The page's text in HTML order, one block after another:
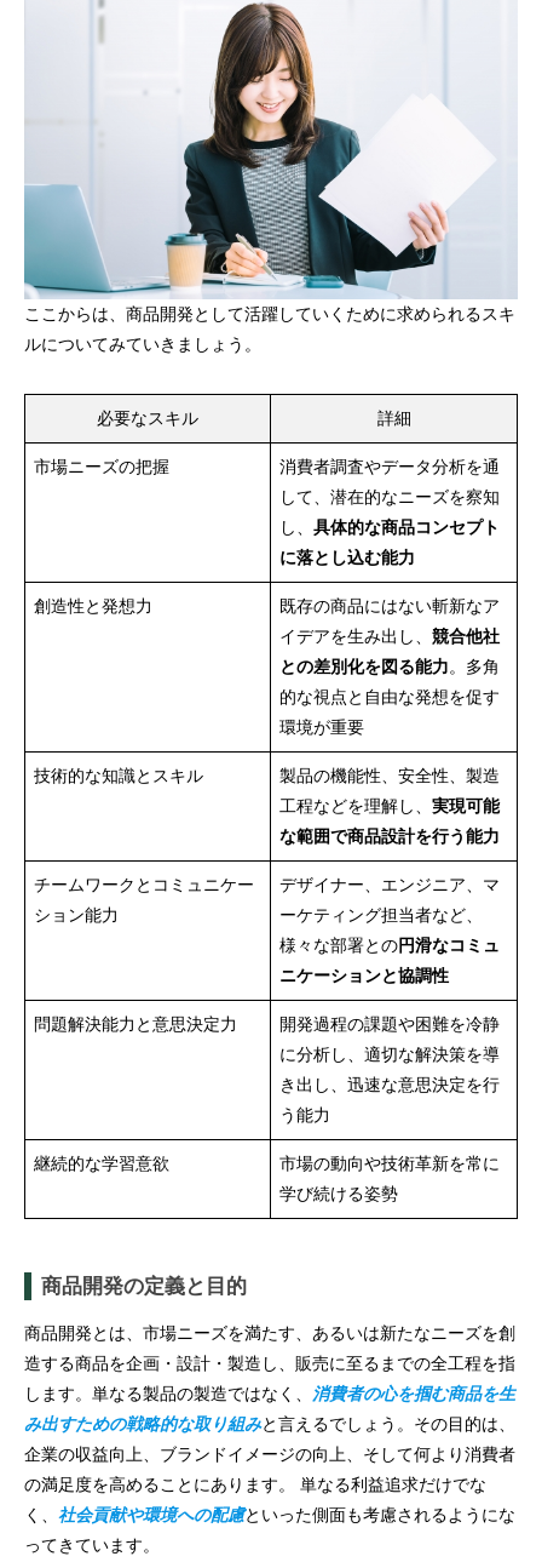
ここからは、商品開発として活躍していくために求められるスキ
ルについてみていきましょう。
必要なスキル 詳細
市場ニーズの把握
消費者調査やデータ分析を通
して、潜在的なニーズを察知
し、 具体的な商品コンセプト
に落とし込む能力
創造性と発想力
既存の商品にはない斬新なア
イデアを生み出し、 競合他社
との差別化を図る能力。多角
的な視点と自由な発想を促す
環境が重要
技術的な知識とスキル
製品の機能性、安全性、製造
工程などを理解し、 実現可能
な範囲で商品設計を行う能力
チームワークとコミュニケー
ション能力
デザイナー、エンジニア、マ
ーケティング担当者など、
様々な部署との円滑なコミュ
ニケーションと協調性
問題解決能力と意思決定力
開発過程の課題や困難を冷静
に分析し、適切な解決策を導
き出し、迅速な意思決定を行
う能力
継続的な学習意欲
市場の動向や技術革新を常に
学び続ける姿勢
商品開発の定義と目的
商品開発とは、市場ニーズを満たす、あるいは新たなニーズを創
造する商品を企画・設計・製造し、販売に至るまでの全工程を指
します。単なる製品の製造ではなく、 消費者の心を掴む商品を生
み出すための戦略的な取り組みと言えるでしょう。その目的は、
企業の収益向上、ブランドイメージの向上、そして何より消費者
の満足度を高めることにあります。 単なる利益追求だけでな
く、 社会貢献や環境への配慮といった側面も考慮されるようにな
ってきています。